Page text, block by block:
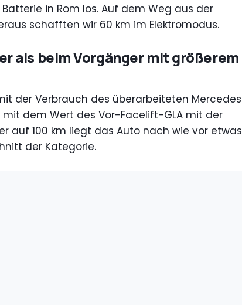
in Rom los. Auf dem Weg aus der
schafften wir 60 km im Elektromodus.
als beim Vorgänger mit größerem
der Verbrauch des überarbeiteten Mercedes
dem Wert des Vor-Facelift-GLA mit der
auf 100 km liegt das Auto nach wie vor etwas
der Kategorie.